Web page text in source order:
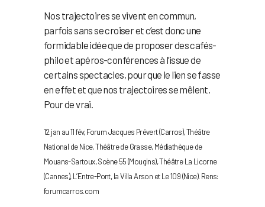
Nos trajectoires se vivent en commun,
parfois sans se croiser et c’est donc une
formidable idée que de proposer des cafés-
philo et apéros-conférences à l’issue de
certains spectacles, pour que le lien se fasse
en effet et que nos trajectoires se mêlent.
Pour de vrai.
12 jan au 11 fév, Forum Jacques Prévert (Carros), Théâtre
National de Nice, Théâtre de Grasse, Médiathèque de
Mouans-Sartoux, Scène 55 (Mougins), Théâtre La Licorne
(Cannes), L’Entre-Pont, la Villa Arson et Le 109 (Nice). Rens:
forumcarros.com